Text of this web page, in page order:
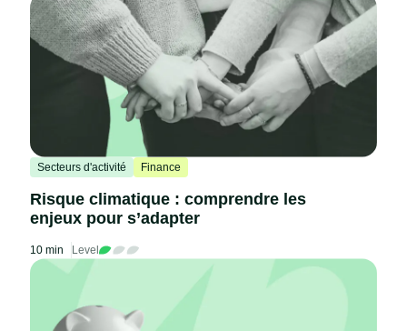
Secteurs d'activité Finance
Risque climatique : comprendre les
enjeux pour s’adapter
10 min Level